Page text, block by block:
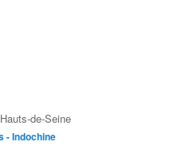
de-Seine
- Indochine